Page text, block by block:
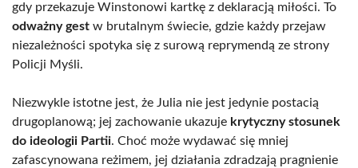
gdy przekazuje Winstonowi kartkę z deklaracją miłości. To
odważny gest w brutalnym świecie, gdzie każdy przejaw
niezależności spotyka się z surową reprymendą ze strony
Policji Myśli.
Niezwykle istotne jest, że Julia nie jest jedynie postacią
drugoplanową; jej zachowanie ukazuje krytyczny stosunek
do ideologii Partii. Choć może wydawać się mniej
zafascynowana reżimem, jej działania zdradzają pragnienie